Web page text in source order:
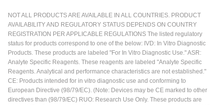
NOT ALL PRODUCTS ARE AVAILABLE IN ALL COUNTRIES. PRODUCT
AVAILABILITY AND REGULATORY STATUS DEPENDS ON COUNTRY
REGISTRATION PER APPLICABLE REGULATIONS The listed regulatory
status for products correspond to one of the below: IVD: In Vitro Diagnostic
Products. These products are labeled "For In Vitro Diagnostic Use." ASR:
Analyte Specific Reagents. These reagents are labeled "Analyte Specific
Reagents. Analytical and performance characteristics are not established."
CE: Products intended for in vitro diagnostic use and conforming to
European Directive (98/79/EC). (Note: Devices may be CE marked to other
directives than (98/79/EC) RUO: Research Use Only. These products are